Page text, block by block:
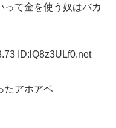
って金を使う奴はバカ
ID:lQ8z3ULf0.net
たアホアベ